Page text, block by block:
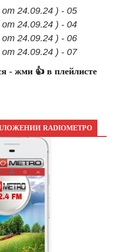
24.09.24 ) - 05
24.09.24 ) - 04
24.09.24 ) - 06
24.09.24 ) - 07
- жми 👍 в плейлисте
RADIOМЕТРО